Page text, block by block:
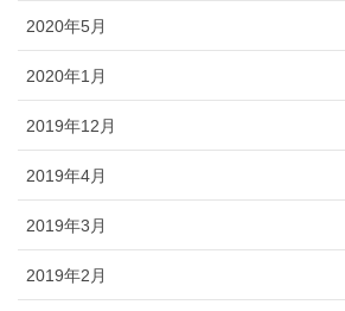
2020年5月
2020年1月
2019年12月
2019年4月
2019年3月
2019年2月